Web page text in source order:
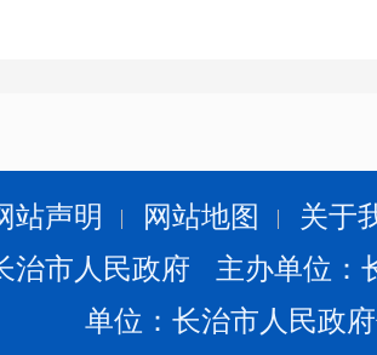
站声明 网站地图
关于
治市人民政府 主办单位
单位：长治市人民政